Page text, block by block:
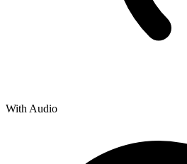
With Audio